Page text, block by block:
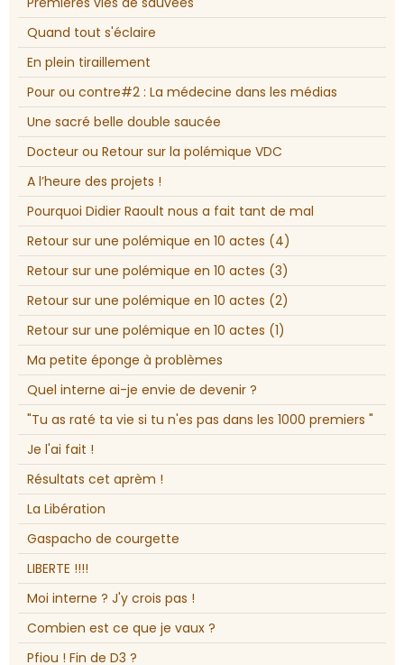
Quand tout s'éclaire
En plein tiraillement
Pour ou contre#2 : La médecine dans les médias
Une sacré belle double saucée
Docteur ou Retour sur la polémique VDC
A l’heure des projets !
Pourquoi Didier Raoult nous a fait tant de mal
Retour sur une polémique en 10 actes (4)
Retour sur une polémique en 10 actes (3)
Retour sur une polémique en 10 actes (2)
Retour sur une polémique en 10 actes (1)
Ma petite éponge à problèmes
Quel interne ai-je envie de devenir ?
"Tu as raté ta vie si tu n'es pas dans les 1000 premiers "
Je l'ai fait !
Résultats cet aprèm !
La Libération
Gaspacho de courgette
LIBERTE !!!!
Moi interne ? J'y crois pas !
Combien est ce que je vaux ?
Pfiou ! Fin de D3 ?